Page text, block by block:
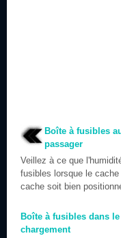
Boîte à fusibles
passager
Veillez à ce que
fusibles lorsque le
cache soit bien
Boîte à fusibles dans
chargement